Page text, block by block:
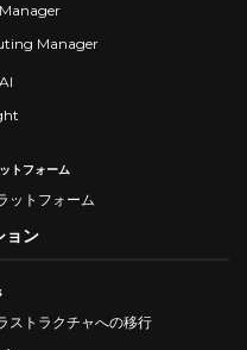
Manager
トフォーム
ットフォーム
ョン
ストラクチャへの移行